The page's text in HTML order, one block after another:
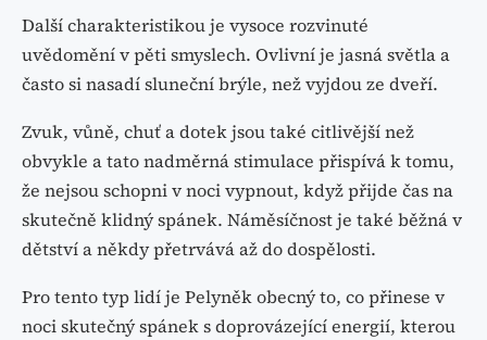
Další charakteristikou je vysoce rozvinuté
uvědomění v pěti smyslech. Ovlivní je jasná světla a
často si nasadí sluneční brýle, než vyjdou ze dveří.
Zvuk, vůně, chuť a dotek jsou také citlivější než
obvykle a tato nadměrná stimulace přispívá k tomu,
že nejsou schopni v noci vypnout, když přijde čas na
skutečně klidný spánek. Náměsíčnost je také běžná v
dětství a někdy přetrvává až do dospělosti.
Pro tento typ lidí je Pelyněk obecný to, co přinese v
noci skutečný spánek s doprovázející energií, kterou